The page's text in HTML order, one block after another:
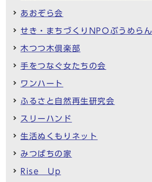
あおぞら会
せき・まちづくりNPOぶうめらん
木つつ木倶楽部
手をつなぐ女たちの会
ワンハート
ふるさと自然再生研究会
スリーハンド
生活ぬくもりネット
みつばちの家
Rise Up